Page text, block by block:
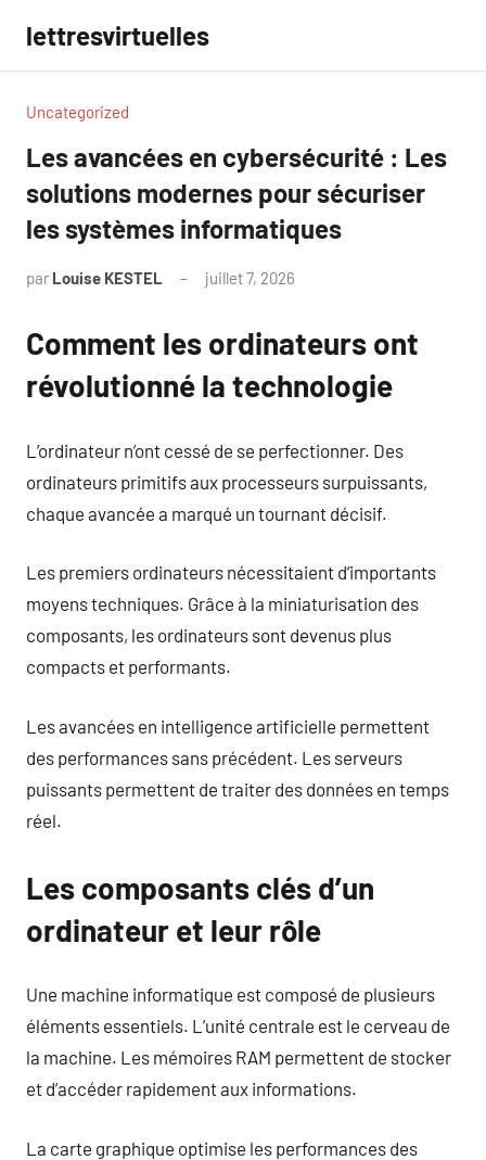
contenu
lettresvirtuelles
Uncategorized
Les avancées en cybersécurité : Les
solutions modernes pour sécuriser
les systèmes informatiques
par Louise KESTEL juillet 7, 2026
Comment les ordinateurs ont
révolutionné la technologie
L’ordinateur n’ont cessé de se perfectionner. Des
ordinateurs primitifs aux processeurs surpuissants,
chaque avancée a marqué un tournant décisif.
Les premiers ordinateurs nécessitaient d’importants
moyens techniques. Grâce à la miniaturisation des
composants, les ordinateurs sont devenus plus
compacts et performants.
Les avancées en intelligence artificielle permettent
des performances sans précédent. Les serveurs
puissants permettent de traiter des données en temps
réel.
Les composants clés d’un
ordinateur et leur rôle
Une machine informatique est composé de plusieurs
éléments essentiels. L’unité centrale est le cerveau de
la machine. Les mémoires RAM permettent de stocker
et d’accéder rapidement aux informations.
La carte graphique optimise les performances des